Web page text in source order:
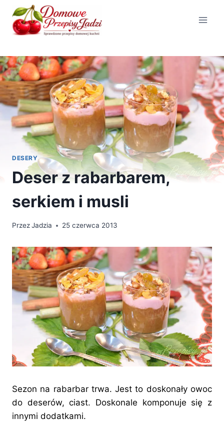
Przejdź
treści
DESERY
Deser z rabarbarem,
serkiem i musli
PrzezJadzia 25 czerwca 2013
Sezon na rabarbar trwa. Jest to doskonały owoc
do deserów, ciast. Doskonale komponuje się z
innymi dodatkami.